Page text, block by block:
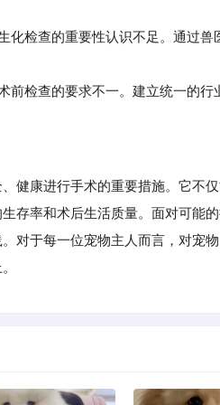
检查的重要性认识不足。通过兽
检查的要求不一。建立统一的行
康进行手术的重要措施。它不
存率和术后生活质量。面对可能
对于每一位宠物主人而言，对宠